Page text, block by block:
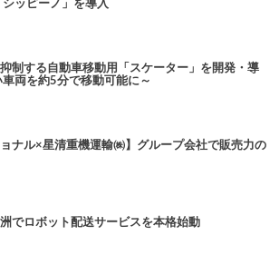
制する自動車移動用「スケーター」を開発・導
両を約5分で移動可能に～
ョナル×星清重機運輸㈱】グループ会社で販売力の
でロボット配送サービスを本格始動